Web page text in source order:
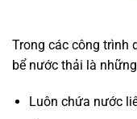
Trong các công trình
bể nước thải là
Luôn chứa nước